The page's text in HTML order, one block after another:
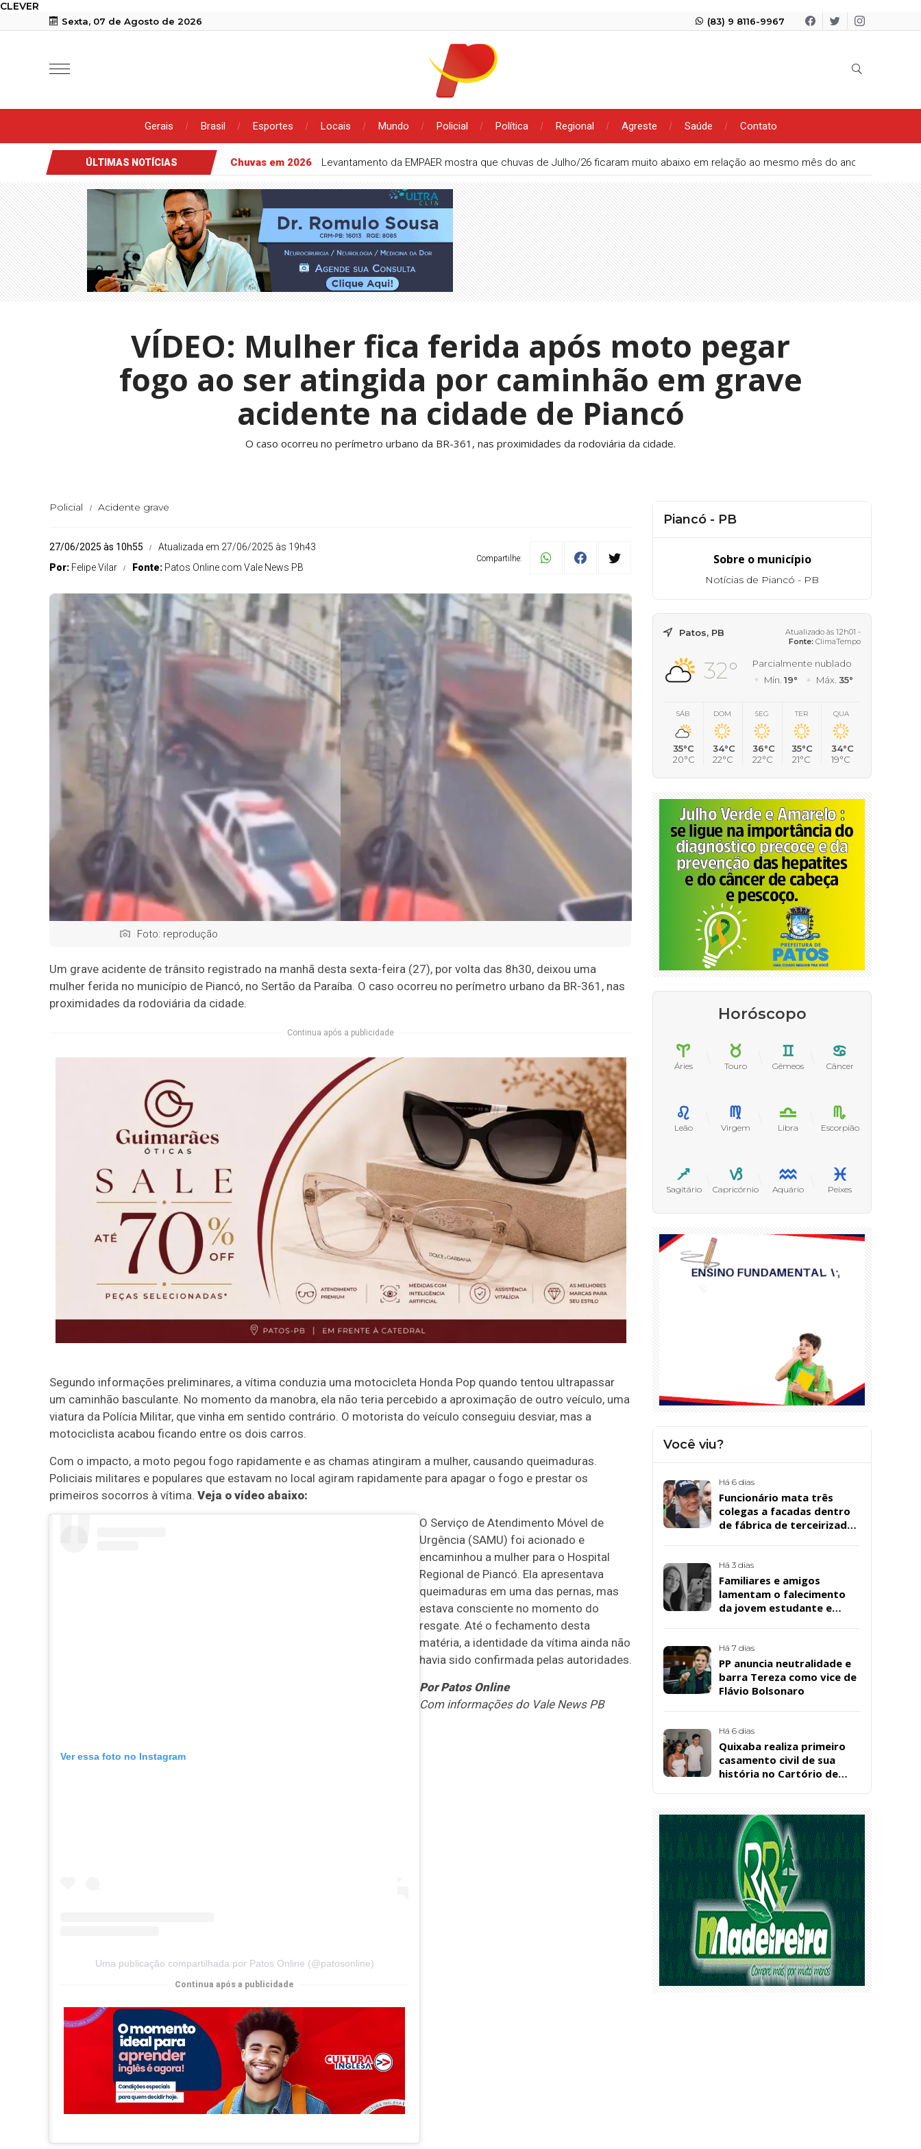
CLEVER
Sexta, 07 de Agosto de 2026 (83) 9 8116-9967
Gerais Brasil Esportes Locais Mundo Policial Política Regional Agreste Saúde Contato
ÚLTIMAS NOTÍCIAS Chuvas em 2026 Levantamento da EMPAER mostra que chuvas de Julho/26 ficaram muito abaixo em relação ao mesmo mês do ano passado
VÍDEO: Mulher fica ferida após moto pegar
fogo ao ser atingida por caminhão em grave
acidente na cidade de Piancó
O caso ocorreu no perímetro urbano da BR-361, nas proximidades da rodoviária da cidade.
Policial Acidente grave
27/06/2025 às 10h55
Atualizada em 27/06/2025 às 19h43
Por: Felipe Vilar Fonte: Patos Online com Vale News PB
Compartilhe:
Foto: reprodução
Um grave acidente de trânsito registrado na manhã desta sexta-feira (27), por volta das 8h30, deixou uma
mulher ferida no município de Piancó, no Sertão da Paraíba. O caso ocorreu no perímetro urbano da BR-361, nas
proximidades da rodoviária da cidade.
Continua após a publicidade
Segundo informações preliminares, a vítima conduzia uma motocicleta Honda Pop quando tentou ultrapassar
um caminhão basculante. No momento da manobra, ela não teria percebido a aproximação de outro veículo, uma
viatura da Polícia Militar, que vinha em sentido contrário. O motorista do veículo conseguiu desviar, mas a
motociclista acabou ficando entre os dois carros.
Com o impacto, a moto pegou fogo rapidamente e as chamas atingiram a mulher, causando queimaduras.
Policiais militares e populares que estavam no local agiram rapidamente para apagar o fogo e prestar os
primeiros socorros à vítima. Veja o vídeo abaixo:
Ver essa foto no Instagram
Uma publicação compartilhada por Patos Online (@patosonline)
Continua após a publicidade
O Serviço de Atendimento Móvel de
Urgência (SAMU) foi acionado e
encaminhou a mulher para o Hospital
Regional de Piancó. Ela apresentava
queimaduras em uma das pernas, mas
estava consciente no momento do
resgate. Até o fechamento desta
matéria, a identidade da vítima ainda não
havia sido confirmada pelas autoridades.
Por Patos Online
Com informações do Vale News PB
Piancó - PB
Sobre o município
Notícias de Piancó - PB
Patos, PB
Atualizado às 12h01 -
Fonte: ClimaTempo
32°
Parcialmente nublado
Mín. 19° Máx. 35°
SÁB
35°C
20°C
DOM
34°C
22°C
SEG
36°C
22°C
TER
35°C
21°C
QUA
34°C
19°C
Horóscopo
Áries Touro Gêmeos Câncer
Leão Virgem Libra Escorpião
Sagitário Capricórnio Aquário Peixes
Você viu?
Há 6 dias
Funcionário mata três
colegas a facadas dentro
de fábrica de terceirizada
Há 3 dias
Familiares e amigos
lamentam o falecimento
da jovem estudante e
Santos, em Patos
Há 7 dias
PP anuncia neutralidade e
barra Tereza como vice de
Flávio Bolsonaro
Há 6 dias
Quixaba realiza primeiro
casamento civil de sua
história no Cartório de